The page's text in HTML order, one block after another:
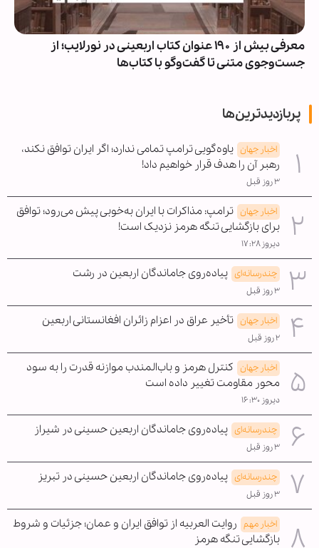
معرفی بیش از ۱۹۰ عنوان کتاب اربعینی در نورلایب؛ از
جست‌وجوی متنی تا گفت‌وگو با کتاب‌ها
پربازدیدترین‌ها
اخبار جهان یاوه‌گویی ترامپ تمامی ندارد؛ اگر ایران توافق نکند،
رهبر آن را هدف قرار خواهیم داد!
۳ روز قبل
اخبار جهان ترامپ: مذاکرات با ایران به‌خوبی پیش می‌رود؛ توافق
برای بازگشایی تنگه هرمز نزدیک است!
دیروز ۱۷:۲۸
چندرسانه‌ای پیاده‌روی جاماندگان اربعین در رشت
۳ روز قبل
اخبار جهان تأخیر عراق در اعزام زائران افغانستانی اربعین
۲ روز قبل
اخبار جهان کنترل هرمز و باب‌المندب موازنه قدرت را به سود
محور مقاومت تغییر داده است
دیروز ۱۶:۳۰
چندرسانه‌ای پیاده‌روی جاماندگان اربعین حسینی در شیراز
۳ روز قبل
چندرسانه‌ای پیاده‌روی جاماندگان اربعین حسینی در تبریز
۳ روز قبل
اخبار مهم روایت العربیه از توافق ایران و عمان؛ جزئیات و شروط
بازگشایی تنگه هرمز